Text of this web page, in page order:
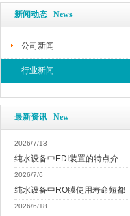
新闻动态 News
公司新闻
行业新闻
最新资讯 New
2026/7/13
纯水设备中EDI装置的特点介
2026/7/6
纯水设备中RO膜使用寿命短都
2026/6/18